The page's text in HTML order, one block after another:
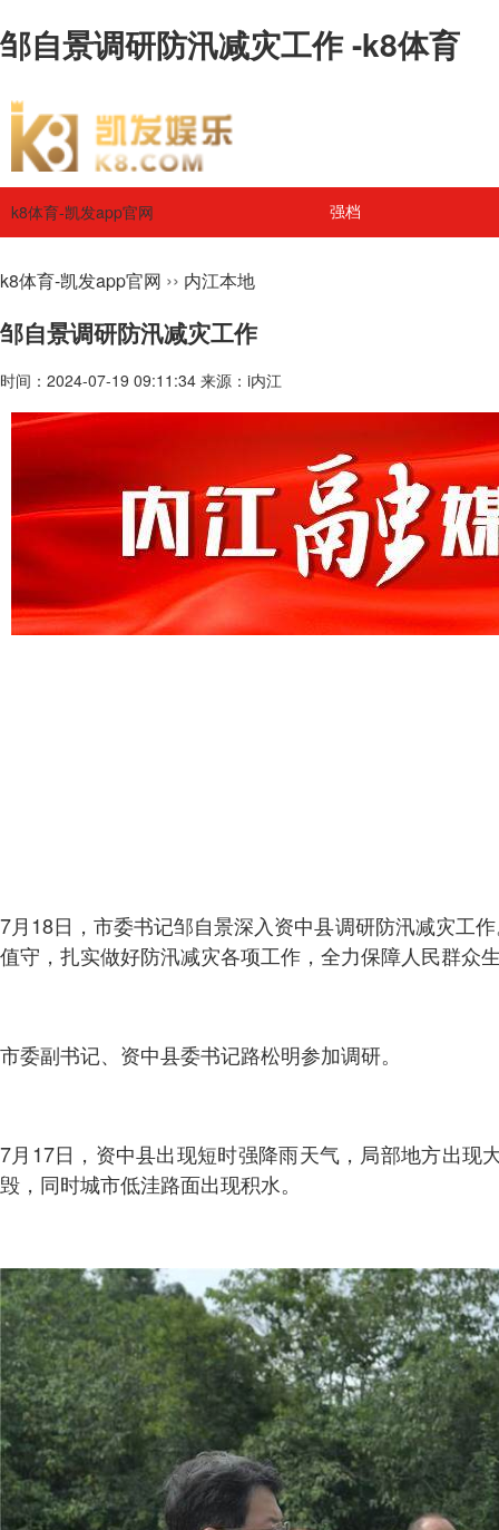
邹自景调研防汛减灾工作 -k8体育
k8体育-凯发app官网 强档
k8体育-凯发app官网 ›› 内江本地
邹自景调研防汛减灾工作
时间：2024-07-19 09:11:34 来源：i内江
7月18日，市委书记邹自景深入资中县调研防汛减灾工
值守，扎实做好防汛减灾各项工作，全力保障人民群众
市委副书记、资中县委书记路松明参加调研。
7月17日，资中县出现短时强降雨天气，局部地方出
毁，同时城市低洼路面出现积水。